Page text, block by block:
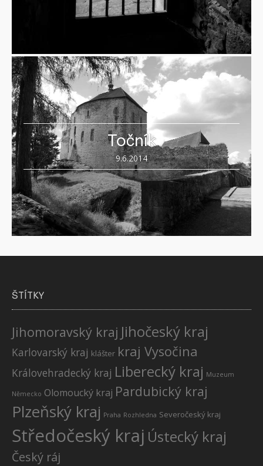
Točník
9.6.2014
ŠTÍTKY
Jihomoravský kraj Jihočeský kraj
Karlovarský kraj klášter kraj Vysočina
Královehradecký kraj Liberecký kraj Muzeum
Německo Olomoucký kraj Pardubický kraj
Plzeňský kraj Praha Rozhledna Severočeský kraj
Středočeský kraj Ústecký kraj
Český ráj